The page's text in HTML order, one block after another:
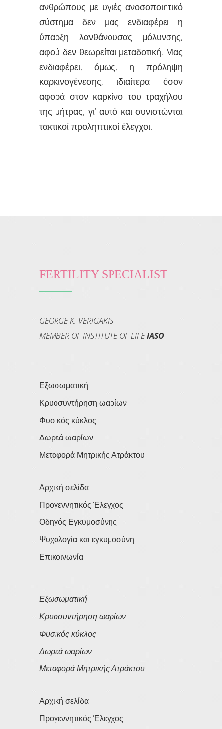
ανθρώπους με υγιές ανοσοποιητικό
σύστημα δεν μας ενδιαφέρει η
ύπαρξη λανθάνουσας μόλυνσης,
αφού δεν θεωρείται μεταδοτική. Μας
ενδιαφέρει, όμως, η πρόληψη
καρκινογένεσης, ιδιαίτερα όσον
αφορά στον καρκίνο του τραχήλου
της μήτρας, γι’ αυτό και συνιστώνται
τακτικοί προληπτικοί έλεγχοι.
FERTILITY SPECIALIST
GEORGE K. VERIGAKIS
MEMBER OF INSTITUTE OF LIFEIASO
Εξωσωματική
Κρυοσυντήρηση ωαρίων
Φυσικός κύκλος
Δωρεά ωαρίων
Μεταφορά Μητρικής Ατράκτου
Αρχική σελίδα
Προγεννητικός Έλεγχος
Οδηγός Εγκυμοσύνης
Ψυχολογία και εγκυμοσύνη
Επικοινωνία
Εξωσωματική
Κρυοσυντήρηση ωαρίων
Φυσικός κύκλος
Δωρεά ωαρίων
Μεταφορά Μητρικής Ατράκτου
Αρχική σελίδα
Προγεννητικός Έλεγχος